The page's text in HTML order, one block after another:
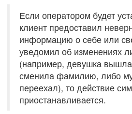
Если оператором будет
клиент предоставил
информацию о себе или
уведомил об изменениях
(например, девушка
сменила фамилию, либо
переехал), то действие
приостанавливается.